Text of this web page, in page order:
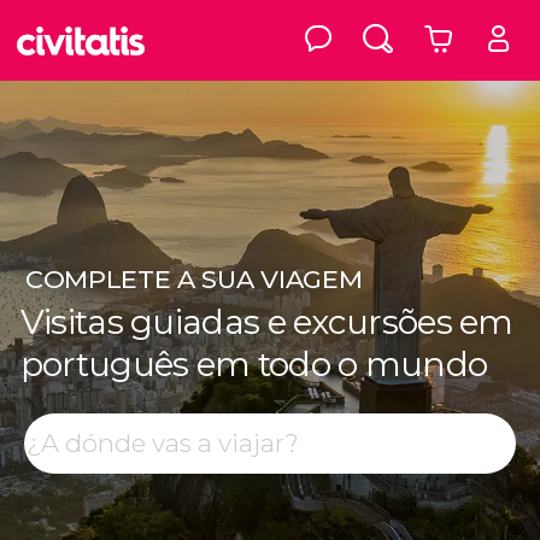
COMPLETEA SUA VIAGEM
Visitas guiadas e excursões em
português em todo o mundo
Procurar
Top destinos